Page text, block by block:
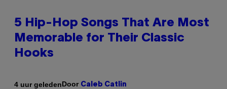
5 Hip-Hop Songs That Are Most
Memorable for Their Classic
Hooks
4 uur geledenDoor Caleb Catlin